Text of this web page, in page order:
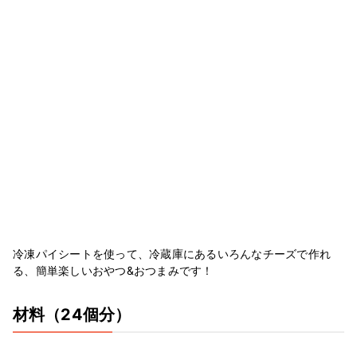
冷凍パイシートを使って、冷蔵庫にあるいろんなチーズで作れ
る、簡単楽しいおやつ&おつまみです！
材料（24個分）